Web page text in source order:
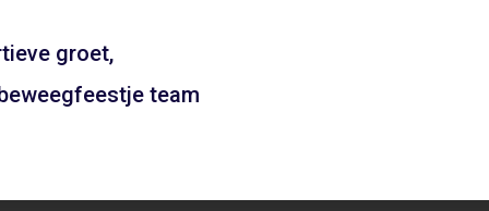
– Haarlem
groet,
team